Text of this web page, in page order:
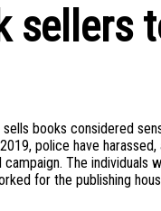
sellers
books considered
police have
The individuals
for the publishing